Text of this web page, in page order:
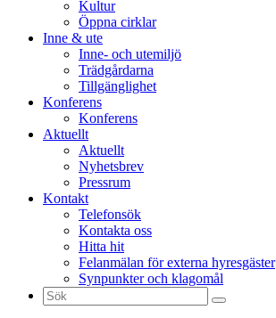
Kultur
Öppna cirklar
Inne & ute
Inne- och utemiljö
Trädgårdarna
Tillgänglighet
Konferens
Konferens
Aktuellt
Aktuellt
Nyhetsbrev
Pressrum
Kontakt
Telefonsök
Kontakta oss
Hitta hit
Felanmälan för externa hyresgäster
Synpunkter och klagomål
Sök
efter: